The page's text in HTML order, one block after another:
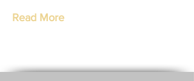
Read More